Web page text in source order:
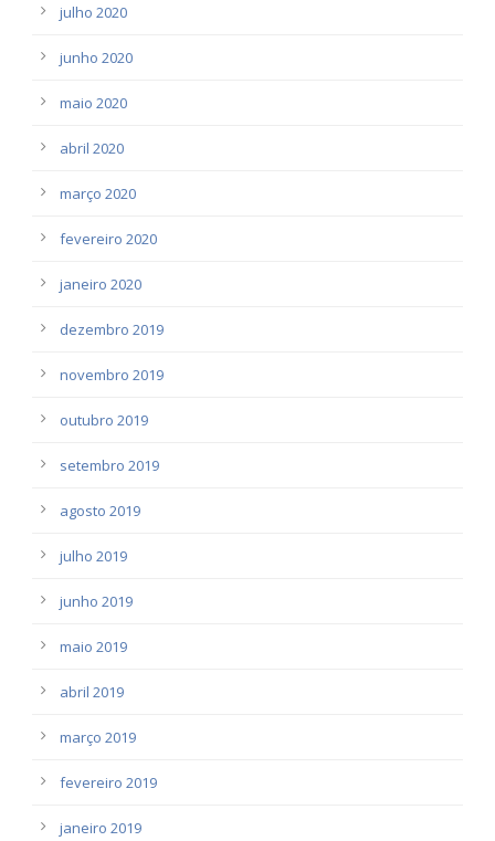
julho 2020
junho 2020
maio 2020
abril 2020
março 2020
fevereiro 2020
janeiro 2020
dezembro 2019
novembro 2019
outubro 2019
setembro 2019
agosto 2019
julho 2019
junho 2019
maio 2019
abril 2019
março 2019
fevereiro 2019
janeiro 2019